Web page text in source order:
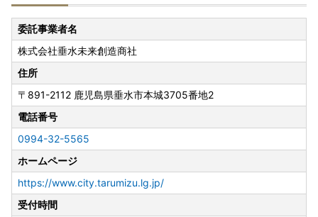
ページをご確認ください。
【重要】令和7年ふるさと納税に関する年末受付期限
垂水市では、寄附金の「お支払い方法」と「ワンストップ特
例制度の利用有無」に応じて、寄附受付期限を設けておりま
す。
年末は寄附受付が集中いたしますので、計画的な寄附手続き
にご協力をお願いいたします。
詳細はこちらをご覧ください。
■令和7年寄附の取り扱い（
合）
◎令和7年12月31日（水）までにオンライン決済をいただい
た分を、令和7年分として受付いたします。
委託事業者名
株式会社垂水未来創造商社
住所
〒891-2112 鹿児島県垂水市本城3705番地2
電話番号
0994-32-5565
ホームページ
https://www.city.tarumizu.lg.jp/
受付時間